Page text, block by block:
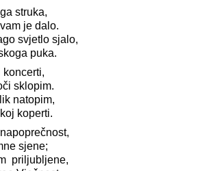
struka,
je dalo.
svjetlo sjalo,
puka.
sklopim.
natopim,
koperti.
sjene;
priljubljene,